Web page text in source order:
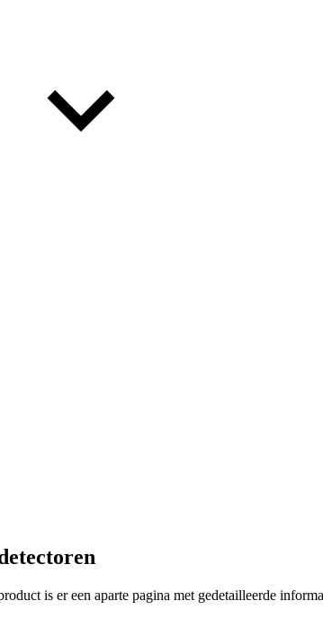
is er een aparte pagina met gedetailleerde